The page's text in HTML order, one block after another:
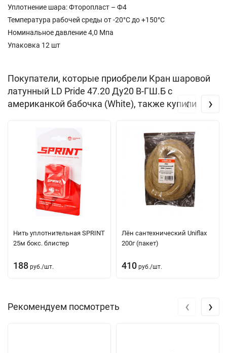
Уплотнение шара: Фторопласт – Ф4
Температура рабочей среды от -20°С до +150°С
Номинальное давление 4,0 Мпа
Упаковка 12 шт
Покупатели, которые приобрели Кран шаровой
латунный LD Pride 47.20 Ду20 В-ГШ.Б с
американкой бабочка (White), также купили
Нить уплотнительная SPRINT
25м бокс. блистер
188 руб./шт.
Лён сантехнический Uniflax
200г (пакет)
410 руб./шт.
‹ ›
Рекомендуем посмотреть ‹ ›